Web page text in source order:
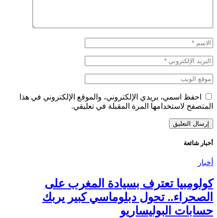
احفظ اسمي، بريدي الإلكتروني، والموقع الإلكتروني في هذا
المتصفح لاستخدامها المرة المقبلة في تعليقي.
أخبار شائعة
أخبار
كولومبيا تعترف بسيادة المغرب على
الصحراء.. تحول دبلوماسي كبير يربك
حسابات البوليساريو